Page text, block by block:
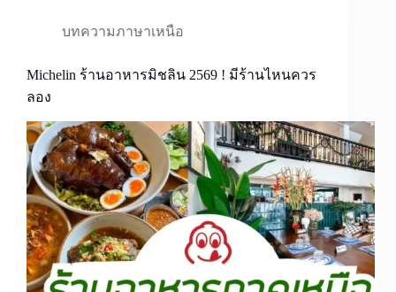
บทความภาษาเหนือ
Michelin ร้านอาหารมิชลิน 2569 ! มีร้านไหนควร
ลอง